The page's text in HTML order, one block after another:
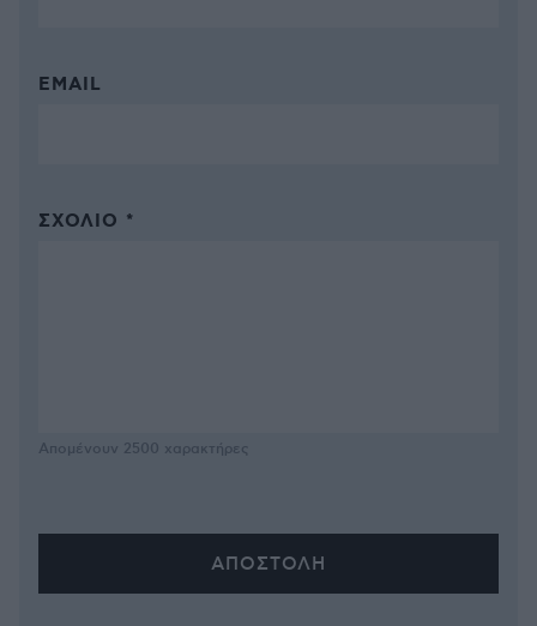
EMAIL
ΣΧΌΛΙΟ *
Απομένουν 2500 χαρακτήρες